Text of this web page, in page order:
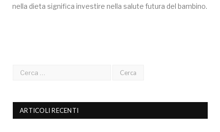
nella dieta significa investire nella salute futura del bambino.
ARTICOLI RECENTI